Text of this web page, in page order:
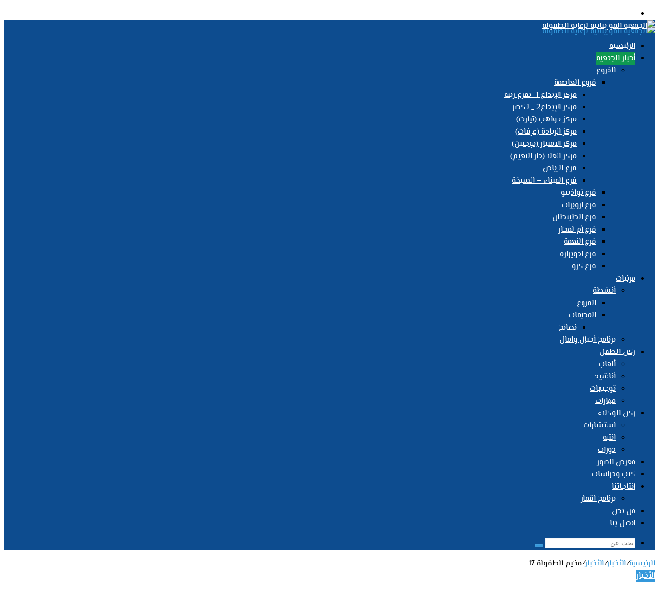
الرئيسية
أخبار الجمعية
الفروع
فروع العاصمة
مركز الإبداع 1_ تفرغ زينه
مركز الإبداع2 _ لكصر
مركز مواهب (تيارت)
مركز الريادة (عرفات)
مركز الامتياز (توجنين)
مركز العلا (دار النعيم)
فرع الرياض
فرع الميناء – السبخة
فرع نواذيبو
فرع ازويرات
فرع الطينطان
فرع أم لمحار
فرع النعمة
فرع ادويرارة
فرع كرو
مرئيات
أنشطة
الفروع
المخيمات
نصائح
برنامج أجيال وآمال
ركن الطفل
ألعاب
أناشيد
توجيهات
مهارات
ركن الوكلاء
استشارات
انتبه
دورات
معرض الصور
كتب ودراسات
انتاجاتنا
برنامج اقمار
من نحن
اتصل بنا
بحث
الرئيسية/الأخبار/الأخبار/مخيم الطفولة 17
الأخبار